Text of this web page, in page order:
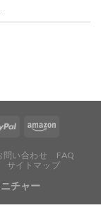
問い合わせ
FAQ
サイトマップ
チャー